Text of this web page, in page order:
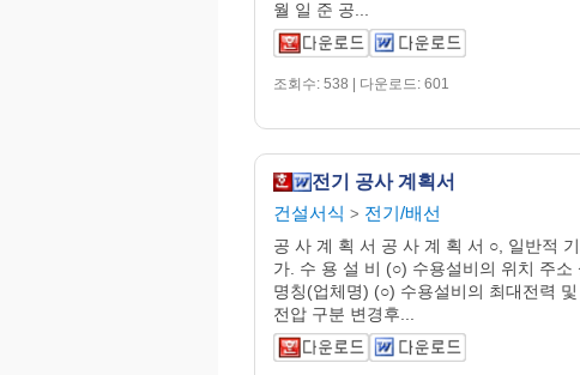
월 일 준 공...
조회수: 538 | 다운로드: 601
전기 공사 계획서
건설서식 > 전기/배선
공 사 계 획 서 공 사 계 획 서 ○, 일반적
가. 수 용 설 비 (○) 수용설비의 위치 주소
명칭(업체명) (○) 수용설비의 최대전력 및
전압 구분 변경후...